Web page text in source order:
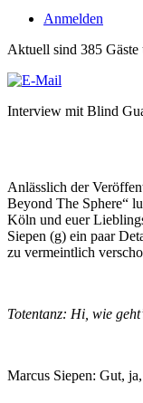
Anmelden
Aktuell sind 385
Interview mit Blind
Anlässlich der
Beyond The Sphere“
Köln und euer
Siepen (g) ein paar
zu vermeintlich
Totentanz: Hi, wie
Marcus Siepen: Gut,